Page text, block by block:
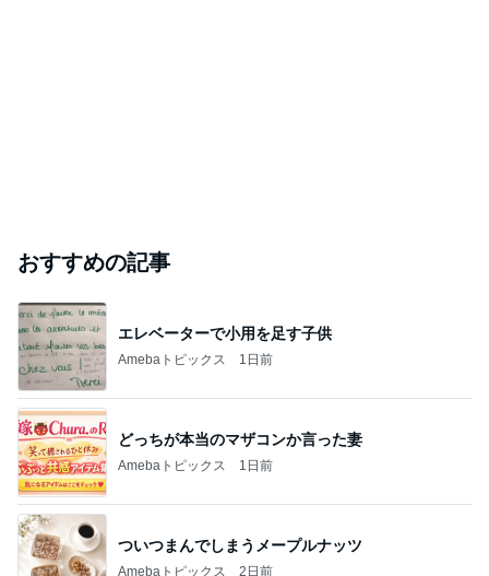
おすすめの記事
エレベーターで小用を足す子供
Amebaトピックス 1日前
どっちが本当のマザコンか言った妻
Amebaトピックス 1日前
ついつまんでしまうメープルナッツ
Amebaトピックス 2日前